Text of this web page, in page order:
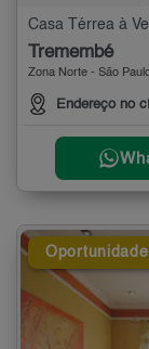
Casa Térrea à
Tremembé
Zona Norte - São
Endereço no
Oportunidade